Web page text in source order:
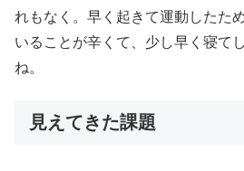
れもなく。早く起きて運動したた
いることが辛くて、少し早く寝て
ね。
見えてきた課題